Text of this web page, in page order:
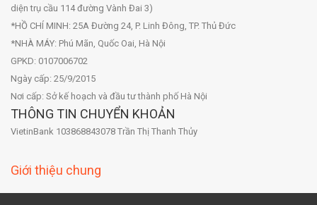
diện trụ cầu 114 đường Vành Đai 3)
*HỒ CHÍ MINH: 25A Đường 24, P. Linh Đông, TP. Thủ Đức
*NHÀ MÁY: Phú Mãn, Quốc Oai, Hà Nội
GPKD: 0107006702
Ngày cấp: 25/9/2015
Nơi cấp: Sở kế hoạch và đầu tư thành phố Hà Nội
THÔNG TIN CHUYỂN KHOẢN
VietinBank 103868843078 Trần Thị Thanh Thủy
Giới thiệu chung